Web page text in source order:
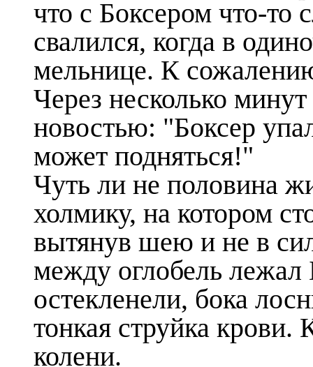
что с Боксером что-то
свалился, когда в
мельнице. К
Через несколько
новостью: "Боксер
может подняться!"
Чуть ли не половина
холмику, на котором
вытянув шею и не в
между оглобель лежал
остекленели, бока
тонкая струйка крови.
колени.